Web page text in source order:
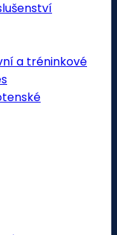
a tréninkové